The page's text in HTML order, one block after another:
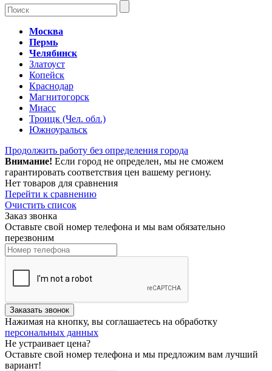
Москва
Пермь
Челябинск
Златоуст
Копейск
Краснодар
Магнитогорск
Миасс
Троицк (Чел. обл.)
Южноуральск
Продолжить работу без определения города
Внимание! Если город не определен, мы не сможем
гарантировать соответствия цен вашему региону.
Нет товаров для сравнения
Перейти к сравнению
Очистить список
Заказ звонка
Оставьте свой номер телефона и мы вам обязательно
перезвоним
Нажимая на кнопку, вы соглашаетесь на обработку
персональных данных
Не устраивает цена?
Оставьте свой номер телефона и мы предложим вам лучший
вариант!